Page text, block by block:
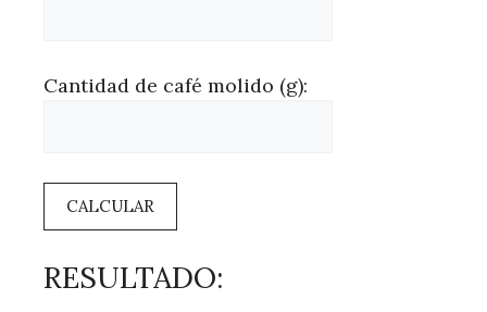
Cantidad de café molido (g):
CALCULAR
RESULTADO: